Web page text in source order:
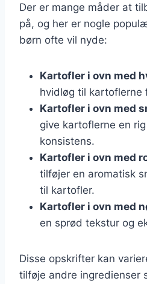
Der er mange måder at
på, og her er nogle
børn ofte vil nyde:
Kartofler i ovn med
hvidløg til
Kartofler i ovn med
give kartoflerne en
konsistens.
Kartofler i ovn med
tilføjer en aromatisk
til kartofler.
Kartofler i ovn med
en sprød tekstur og
Disse opskrifter kan
tilføje andre ingredienser